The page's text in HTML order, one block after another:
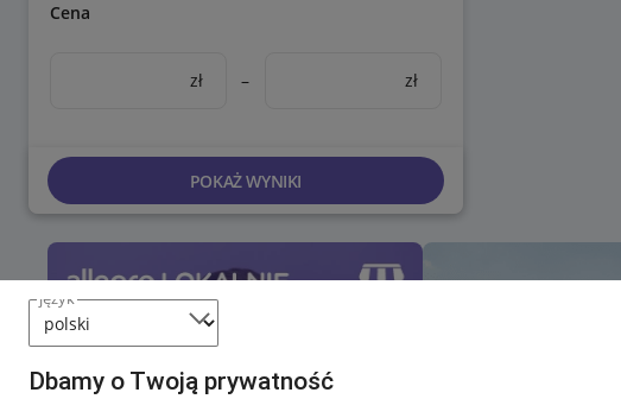
język
Dbamy o Twoją prywatność
Cena
zł – zł
POKAŻ WYNIKI